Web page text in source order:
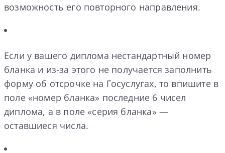
возможность его повторного направления.
Если у вашего диплома нестандартный номер
бланка и из-за этого не получается заполнить
форму об отсрочке на Госуслугах, то впишите в
поле «номер бланка» последние 6 чисел
диплома, а в поле «серия бланка» —
оставшиеся числа.